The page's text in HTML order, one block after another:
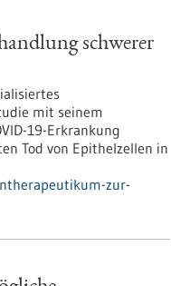
schwerer
mit seinem
19-Erkrankung
Tod von Epithelzellen in
zur-